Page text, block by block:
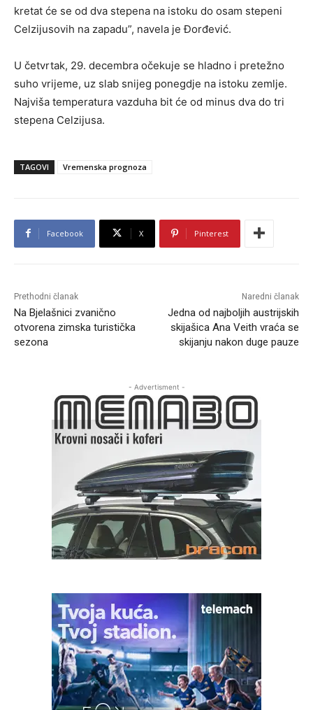
kretat će se od dva stepena na istoku do osam stepeni
Celzijusovih na zapadu”, navela je Đorđević.
U četvrtak, 29. decembra očekuje se hladno i pretežno
suho vrijeme, uz slab snijeg ponegdje na istoku zemlje.
Najviša temperatura vazduha bit će od minus dva do tri
stepena Celzijusa.
TAGOVI Vremenska prognoza
Facebook X Pinterest
Prethodni članak
Na Bjelašnici zvanično
otvorena zimska turistička
sezona
Naredni članak
Jedna od najboljih austrijskih
skijašica Ana Veith vraća se
skijanju nakon duge pauze
- Advertisment -